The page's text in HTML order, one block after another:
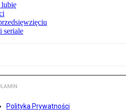
lubię
seriale
Polityka Prywatności